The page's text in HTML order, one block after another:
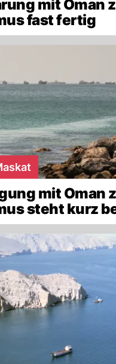
mit Oman
fast fertig
mit Oman
steht kurz